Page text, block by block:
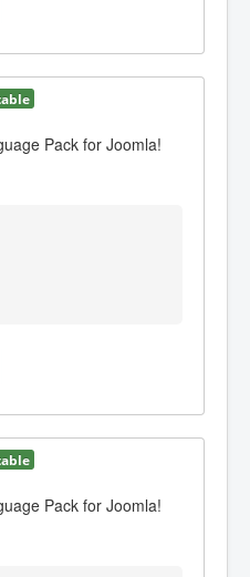
Pack for Joomla!
Pack for Joomla!